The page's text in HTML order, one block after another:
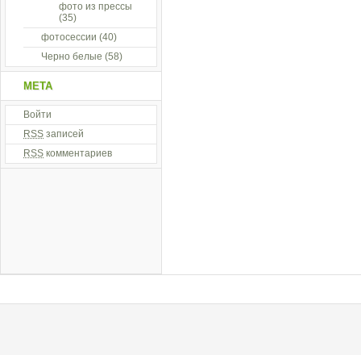
фото из прессы
(35)
фотосессии (40)
Черно белые (58)
МЕТА
Войти
RSS записей
RSS комментариев